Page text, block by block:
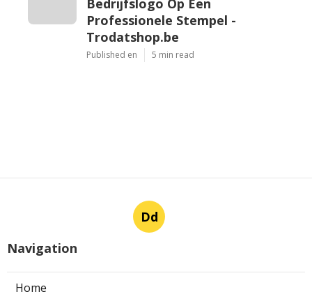
Bedrijfslogo Op Een
Professionele Stempel -
Trodatshop.be
Published en 5 min read
Dd
Navigation
Home